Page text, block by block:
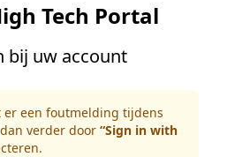
Tech Portal
bij uw account
er een foutmelding tijdens
verder door “Sign in with